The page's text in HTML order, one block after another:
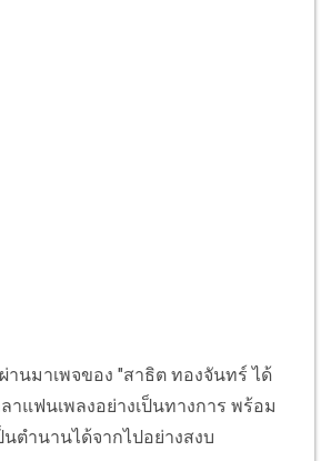
านมาเพจของ "สาธิต ทองจันทร์ ได้
แฟนเพลงอย่างเป็นทางการ พร้อม
ตำนานได้จากไปอย่างสงบ